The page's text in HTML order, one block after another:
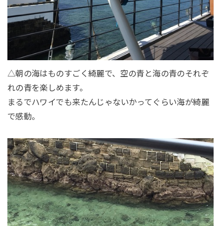
△朝の海はものすごく綺麗で、空の青と海の青のそれぞ
れの青を楽しめます。
まるでハワイでも来たんじゃないかってぐらい海が綺麗
で感動。